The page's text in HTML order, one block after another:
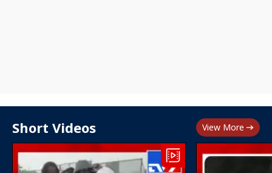
Short Videos View More